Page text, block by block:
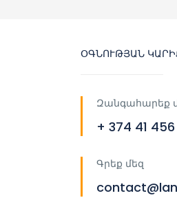
ՕԳՆՈՒԹՅԱՆ
Զանգահարեք
+ 374 41
Գրեք մեզ